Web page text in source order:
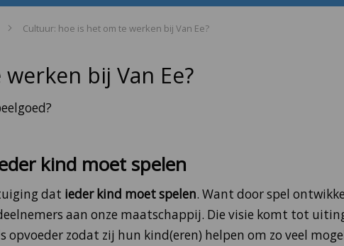
Cultuur: hoe is het om te werken bij Van Ee?
bij Van Ee?
kind moet spelen
dat ieder kind moet spelen. Want door spel
aan onze maatschappij. Die visie komt tot
zodat zij hun kind(eren) helpen om zo veel